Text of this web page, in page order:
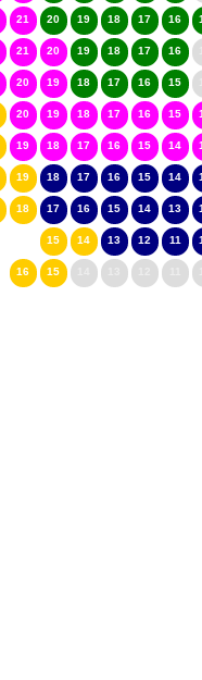
21 20 19 18 17 16
21 20 19 18 17 16
20 19 18 17 16 15
20 19 18 17 16 15
19 18 17 16 15 14
19 18 17 16 15 14
18 17 16 15 14 13
15 14 13 12 11
16 15